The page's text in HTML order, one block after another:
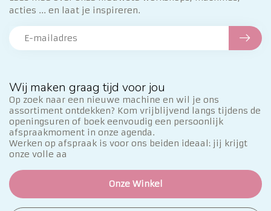
Wij maken graag tijd voor jou
Op zoek naar een nieuwe machine en wil je ons
assortiment ontdekken? Kom vrijblijvend langs tijdens de
openingsuren of boek eenvoudig een persoonlijk
afspraakmoment in onze agenda.
Werken op afspraak is voor ons beiden ideaal: jij krijgt
onze volle aa
Onze Winkel
acties ... en laat je inspireren.